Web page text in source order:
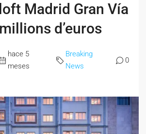
Madrid Gran Vía
d’euros
hace 5
meses
Breaking
News
0